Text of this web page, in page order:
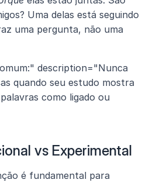
Uma delas está seguindo
uma pergunta, não uma
description="Nunca
quando seu estudo mostra
como ligado ou
vs Experimental
é fundamental para